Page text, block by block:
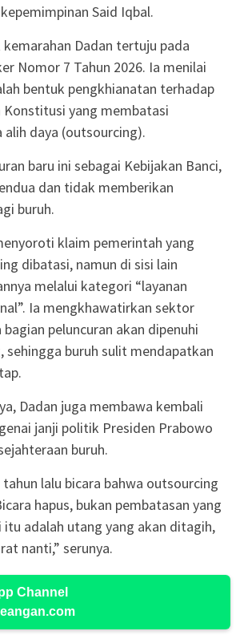
Said Iqbal.
kemarahan Dadan tertuju pada
Nomor 7 Tahun 2026. Ia menilai
bentuk pengkhianatan terhadap
Konstitusi yang membatasi
alih daya (outsourcing).
baru ini sebagai Kebijakan Banci,
dan tidak memberikan
buruh.
klaim pemerintah yang
dibatasi, namun di sisi lain
melalui kategori “layanan
Ia mengkhawatirkan sektor
peluncuran akan dipenuhi
sehingga buruh sulit mendapatkan
Dadan juga membawa kembali
janji politik Presiden Prabowo
buruh.
lalu bicara bahwa outsourcing
hapus, bukan pembatasan yang
adalah utang yang akan ditagih,
nanti,” serunya.
Channel